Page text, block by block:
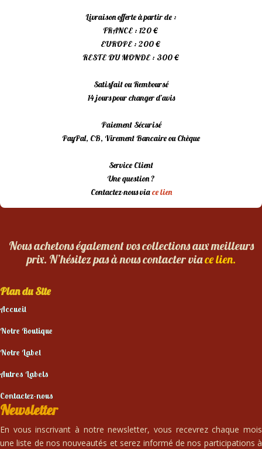
Livraison offerte à partir de :
FRANCE : 120 €
EUROPE : 200 €
RESTE DU MONDE : 300 €
Satisfait ou Remboursé
14 jours pour changer d’avis
Paiement Sécurisé
PayPal, CB, Virement Bancaire ou Chèque
Service Client
Une question ?
Contactez-nous viace lien
Nous achetons également vos collections aux meilleurs
prix. N’hésitez pas à nous contacter viace lien.
Plan du Site
Accueil
Notre Boutique
Notre Label
Autres Labels
Contactez-nous
Newsletter
En vous inscrivant à notre newsletter, vous recevrez chaque mois
une liste de nos nouveautés et serez informé de nos participations à